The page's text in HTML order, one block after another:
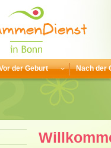
der Geburt Nach der